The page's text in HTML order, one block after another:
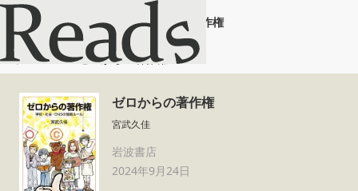
ゼロからの著作権
ホーム ゼロからの著作権
ゼロからの著作権
宮武久佳
岩波書店
2024年9月24日